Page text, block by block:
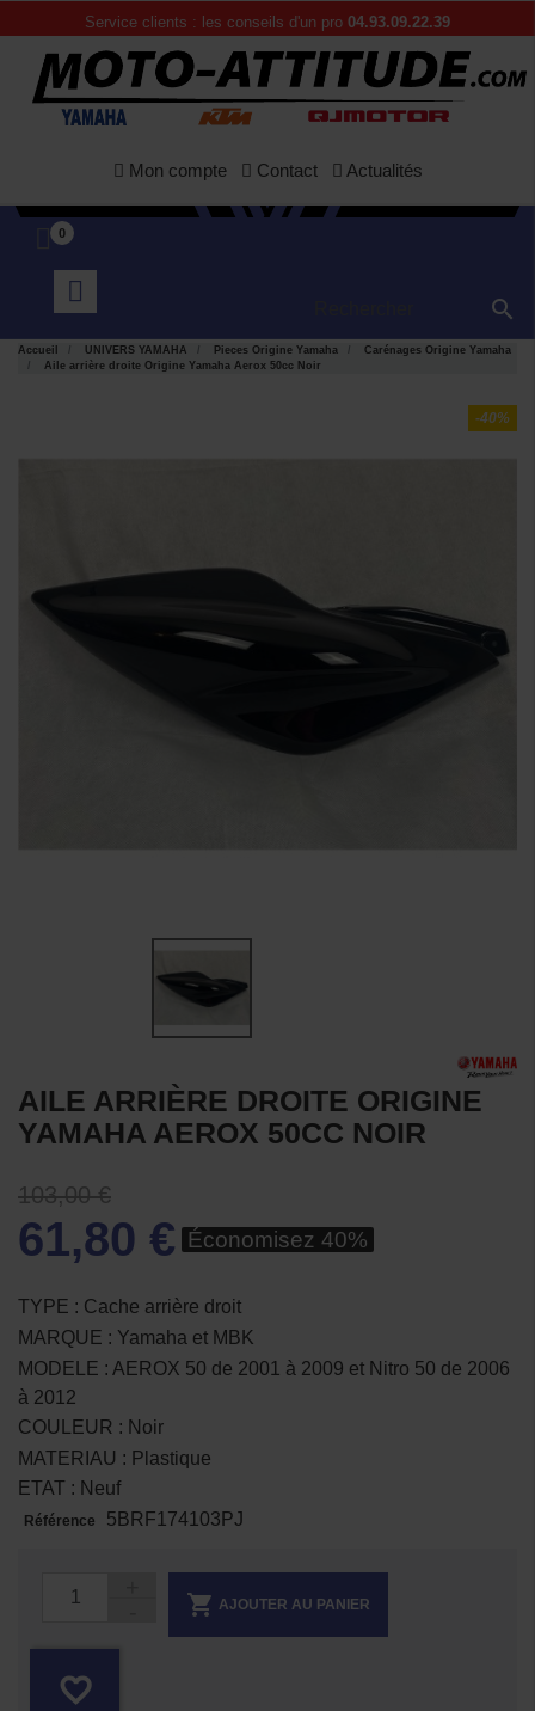
Service clients : les conseils d'un pro 04.93.09.22.39
Mon compte Contact Actualités
0

Accueil UNIVERS YAMAHA Pieces Origine Yamaha
Carénages Origine Yamaha
Aile arrière droite Origine Yamaha Aerox 50cc Noir
-40%
AILE ARRIÈRE DROITE ORIGINE
YAMAHA AEROX 50CC NOIR
103,00 €
61,80 € Économisez 40%
TYPE : Cache arrière droit
MARQUE : Yamaha et MBK
MODELE : AEROX 50 de 2001 à 2009 et Nitro 50 de 2006
à 2012
COULEUR : Noir
MATERIAU : Plastique
ETAT : Neuf
Référence 5BRF174103PJ
 AJOUTER AU PANIER
favorite_border